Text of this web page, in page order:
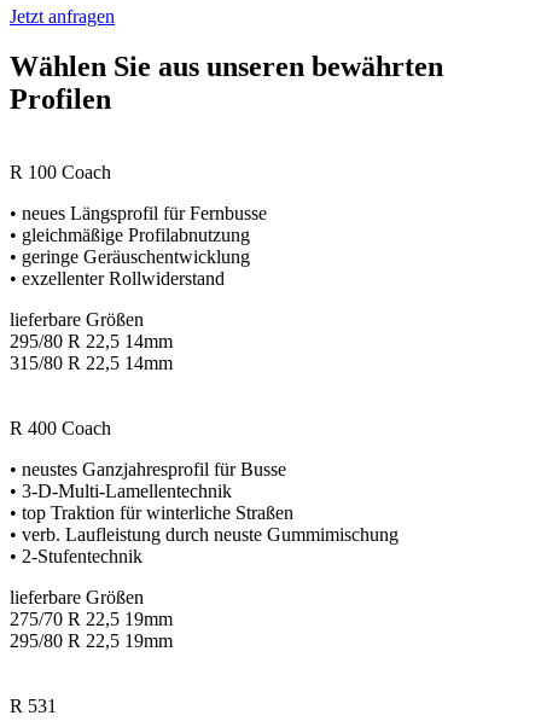
Jetzt anfragen
Wählen Sie aus unseren bewährten
Profilen
R 100 Coach
• neues Längsprofil für Fernbusse
• gleichmäßige Profilabnutzung
• geringe Geräuschentwicklung
• exzellenter Rollwiderstand
lieferbare Größen
295/80 R 22,5 14mm
315/80 R 22,5 14mm
R 400 Coach
• neustes Ganzjahresprofil für Busse
• 3-D-Multi-Lamellentechnik
• top Traktion für winterliche Straßen
• verb. Laufleistung durch neuste Gummimischung
• 2-Stufentechnik
lieferbare Größen
275/70 R 22,5 19mm
295/80 R 22,5 19mm
R 531